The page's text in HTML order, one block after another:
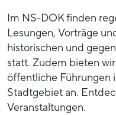
Im NS-DOK finden
Lesungen, Vorträge
historischen und
statt. Zudem bieten
öffentliche Führungen
Stadtgebiet an.
Veranstaltungen.